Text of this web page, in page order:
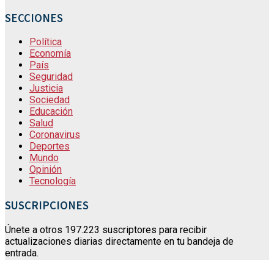
SECCIONES
Política
Economía
País
Seguridad
Justicia
Sociedad
Educación
Salud
Coronavirus
Deportes
Mundo
Opinión
Tecnología
SUSCRIPCIONES
Únete a otros 197.223 suscriptores para recibir
actualizaciones diarias directamente en tu bandeja de
entrada.